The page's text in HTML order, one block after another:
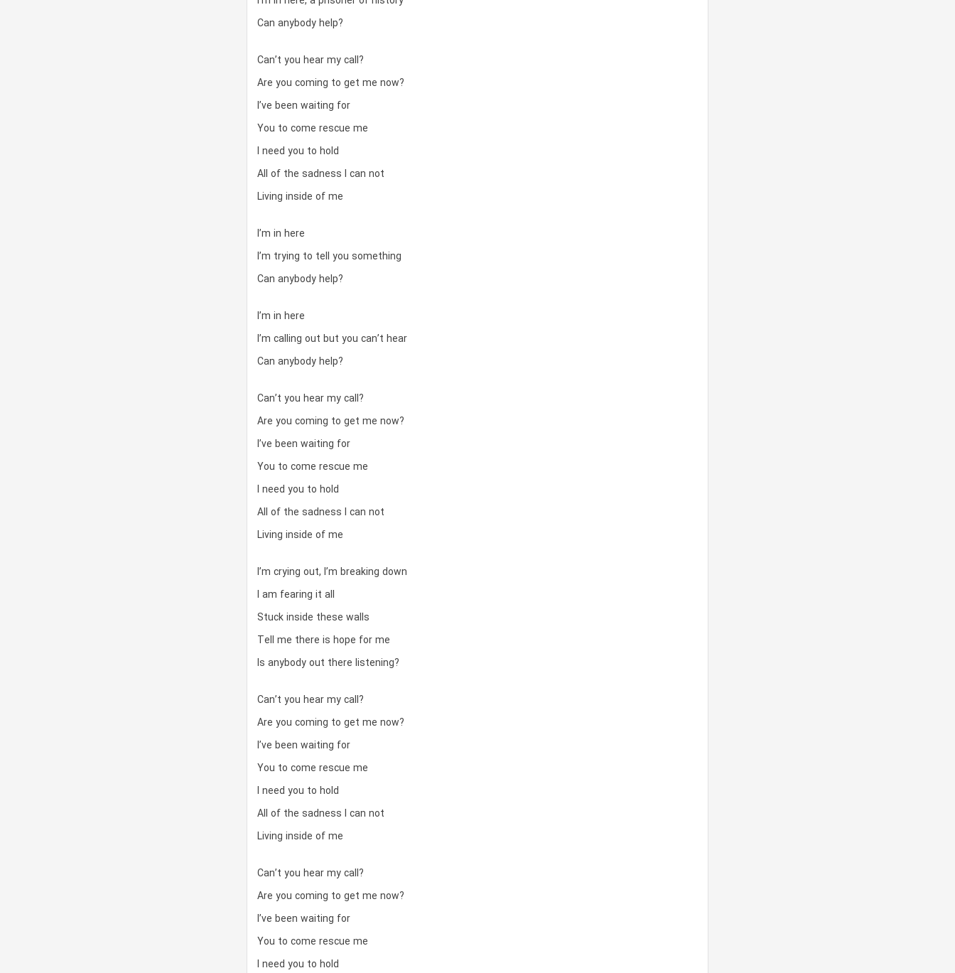
Can anybody help?
Can’t you hear my call?
Are you coming to get me now?
I’ve been waiting for
You to come rescue me
I need you to hold
All of the sadness I can not
Living inside of me
I’m in here
I’m trying to tell you something
Can anybody help?
I’m in here
I’m calling out but you can’t hear
Can anybody help?
Can’t you hear my call?
Are you coming to get me now?
I’ve been waiting for
You to come rescue me
I need you to hold
All of the sadness I can not
Living inside of me
I’m crying out, I’m breaking down
I am fearing it all
Stuck inside these walls
Tell me there is hope for me
Is anybody out there listening?
Can’t you hear my call?
Are you coming to get me now?
I’ve been waiting for
You to come rescue me
I need you to hold
All of the sadness I can not
Living inside of me
Can’t you hear my call?
Are you coming to get me now?
I’ve been waiting for
You to come rescue me
I need you to hold